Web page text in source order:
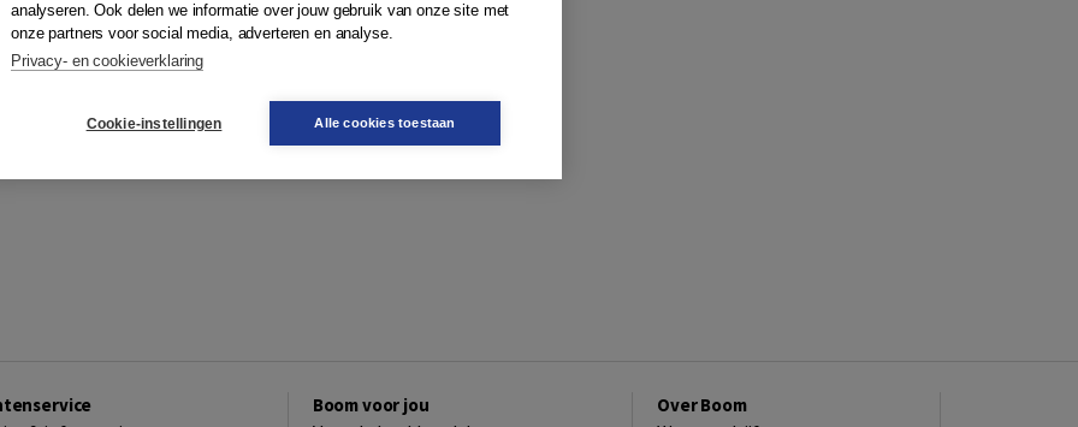
Boom voor jou Over Boom
analyseren. Ook delen we informatie over jouw gebruik van onze site met
onze partners voor social media, adverteren en analyse.
Privacy- en cookieverklaring
Cookie-instellingen Alle cookies toestaan